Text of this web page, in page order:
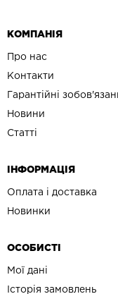
КОМПАНІЯ
Про нас
Контакти
Гарантійні
Новини
Статті
ІНФОРМАЦІЯ
Оплата і доставка
Новинки
ОСОБИСТІ
Мої дані
Історія замовлень